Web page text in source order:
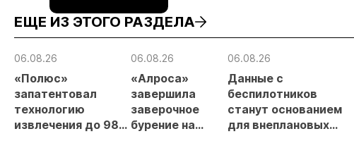
ЕЩЕ ИЗ ЭТОГО РАЗДЕЛА
06.08.26
«Полюс»
запатентовал
технологию
извлечения до 98%
06.08.26
«Алроса»
завершила
заверочное
бурение на
06.08.26
Данные с
беспилотников
станут основанием
для внеплановых